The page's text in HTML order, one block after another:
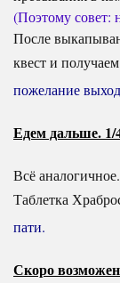
(Поэтому совет:
После
квест и
пожелание
Едем дальше. 1/
Всё
Таблетка
пати.
Скоро